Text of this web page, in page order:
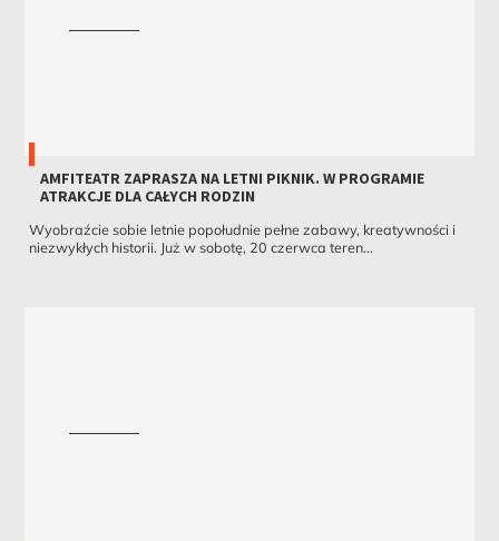
AMFITEATR ZAPRASZA NA LETNI PIKNIK. W PROGRAMIE
ATRAKCJE DLA CAŁYCH RODZIN
Wyobraźcie sobie letnie popołudnie pełne zabawy, kreatywności i
niezwykłych historii. Już w sobotę, 20 czerwca teren...